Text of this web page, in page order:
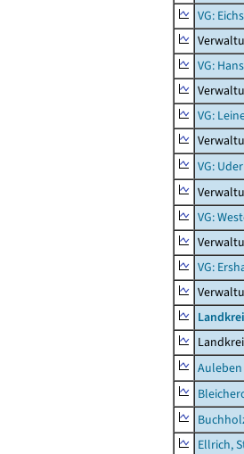
VG:
VG:
VG:
VG: Uder
VG:
VG:
Auleben
Ellrich,